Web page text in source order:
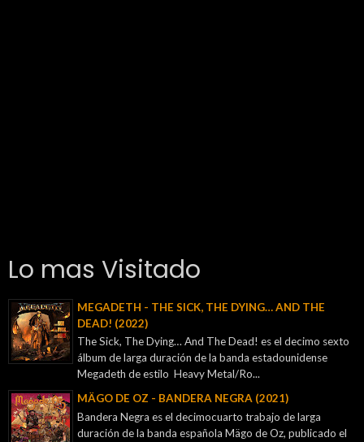
Lo mas Visitado
MEGADETH - THE SICK, THE DYING… AND THE
DEAD! (2022)
The Sick, The Dying… And The Dead! es el decimo sexto
álbum de larga duración de la banda estadounidense
Megadeth de estilo Heavy Metal/Ro...
MÄGO DE OZ - BANDERA NEGRA (2021)
Bandera Negra es el decimocuarto trabajo de larga
duración de la banda española Mägo de Oz, publicado el